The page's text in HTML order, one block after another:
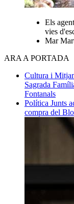
Els
vies
Mar
ARA A PORTADA
Cultura i
Sagrada
Fontanals
Política Junts
compra del